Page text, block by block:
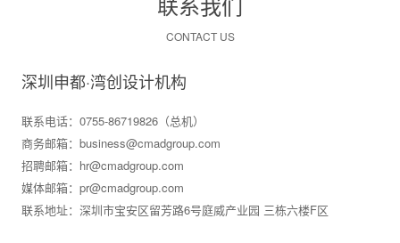
CONTACT US
深圳申都·湾创设计机构
联系电话：0755-86719826（总机）
商务邮箱：business@cmadgroup.com
招聘邮箱：hr@cmadgroup.com
媒体邮箱：pr@cmadgroup.com
联系地址：深圳市宝安区留芳路6号庭威产业园 三栋六楼F区